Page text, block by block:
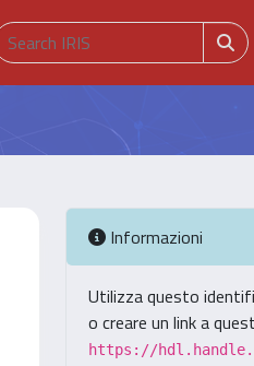
Informazioni
Utilizza questo
o creare un link a
https://